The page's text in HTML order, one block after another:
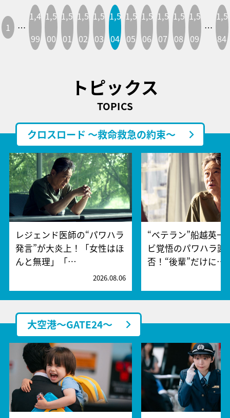
1 …
1,4
99
1,5
00
1,5
01
1,5
02
1,5
03
1,5
04
1,5
05
1,5
06
1,5
07
1,5
08
1,5
09
…
1,5
84
トピックス
TOPICS
クロスロード ～救命救急の約束～
レジェンド医師の“パワハラ
発言”が大炎上！「女性はほ
んと無理」「…
2026.08.06
“ベテラン”船越英一
ビ覚悟のパワハラ謝
否！“後輩”だけに…
大空港～GATE24～